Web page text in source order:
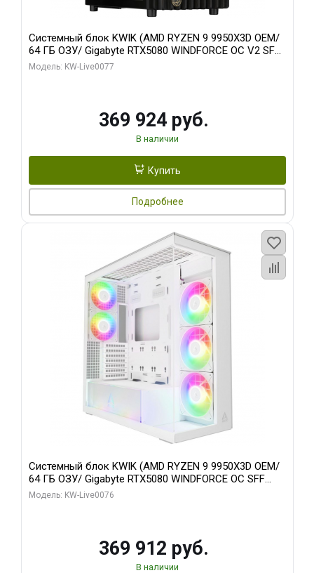
Системный блок KWIK (AMD RYZEN 9 9950X3D OEM/
64 ГБ ОЗУ/ Gigabyte RTX5080 WINDFORCE OC V2 SFF
16GB GDDR7 256b/ 960 ГБ SSD)
Модель: KW-Live0077
369 924 руб.
В наличии
Купить
Подробнее
Системный блок KWIK (AMD RYZEN 9 9950X3D OEM/
64 ГБ ОЗУ/ Gigabyte RTX5080 WINDFORCE OC SFF
16GB GDDR7 256bit / 960 ГБ SSD)
Модель: KW-Live0076
369 912 руб.
В наличии